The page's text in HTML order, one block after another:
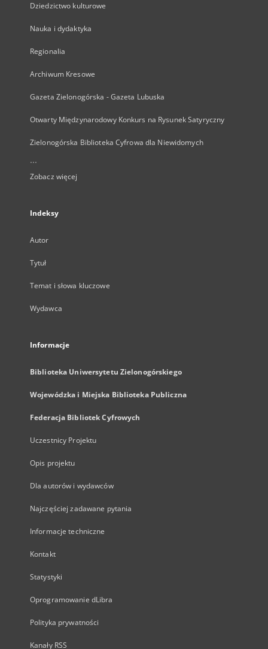
Dziedzictwo kulturowe
Nauka i dydaktyka
Regionalia
Archiwum Kresowe
Gazeta Zielonogórska - Gazeta Lubuska
Otwarty Międzynarodowy Konkurs na Rysunek Satyryczny
Zielonogórska Biblioteka Cyfrowa dla Niewidomych
...
Zobacz więcej
Indeksy
Autor
Tytuł
Temat i słowa kluczowe
Wydawca
Informacje
Biblioteka Uniwersytetu Zielonogórskiego
Wojewódzka i Miejska Biblioteka Publiczna
Federacja Bibliotek Cyfrowych
Uczestnicy Projektu
Opis projektu
Dla autorów i wydawców
Najczęściej zadawane pytania
Informacje techniczne
Kontakt
Statystyki
Oprogramowanie dLibra
Polityka prywatności
Kanały RSS